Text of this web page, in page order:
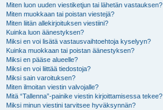
Miten luon uuden viestiketjun tai lähetän vastauksen?
Miten muokkaan tai poistan viestejä?
Miten liitän allekirjoituksen viestiini?
Kuinka luon äänestyksen?
Miksi en voi lisätä vastausvaihtoehtoja kyselyyn?
Kuinka muokkaan tai poistan äänestyksen?
Miksi en pääse alueelle?
Miksi en voi liittää tiedostoja?
Miksi sain varoituksen?
Miten ilmoitan viestin valvojalle?
Mitä “Tallenna”-painike viestin kirjoittamisessa tekee?
Miksi minun viestini tarvitsee hyväksynnän?